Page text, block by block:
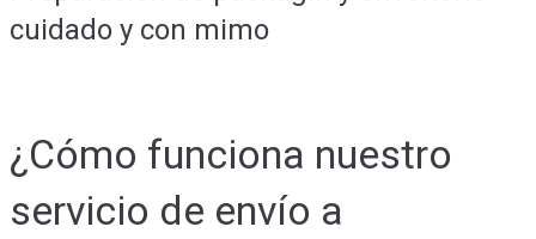
cuidado y con mimo
¿Cómo funciona nuestro
servicio de envío a